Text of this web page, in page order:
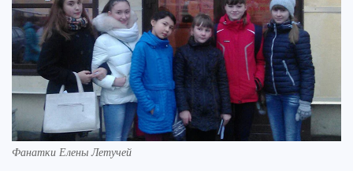
Фанатки Елены Летучей